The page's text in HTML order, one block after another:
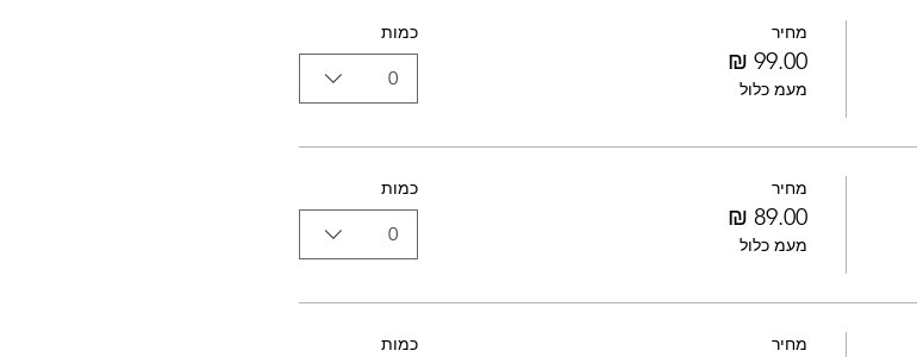
מחיר
מעמ כלול
כמות
0
מחיר
מעמ כלול
כמות
0
מחיר כמות